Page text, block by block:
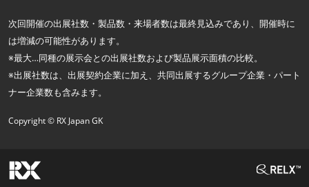
次回開催の出展社数・製品数・来場者数は最終見込みであり、開催時に
は増減の可能性があります。
※最大…同種の展示会との出展社数および製品展示面積の比較。
※出展社数は、出展契約企業に加え、共同出展するグループ企業・パート
ナー企業数も含みます。
Copyright © RX Japan GK